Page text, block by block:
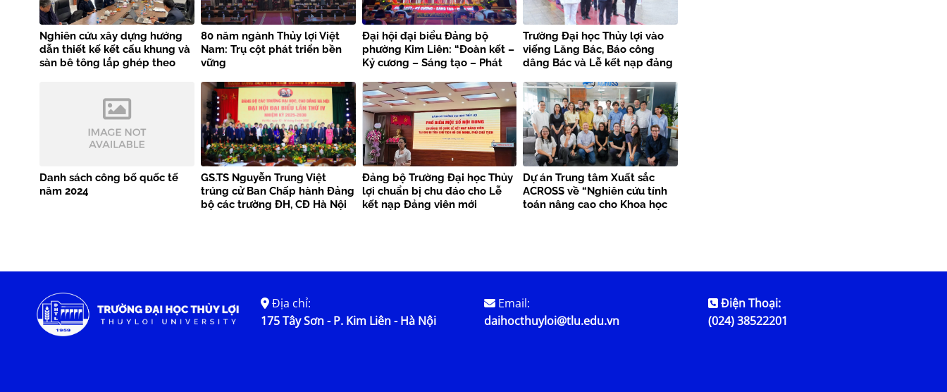
Nghiên cứu xây dựng hướng
dẫn thiết kế kết cấu khung và
sàn bê tông lắp ghép theo
80 năm ngành Thủy lợi Việt
Nam: Trụ cột phát triển bền
vững
Đại hội đại biểu Đảng bộ
phường Kim Liên: “Đoàn kết –
Kỷ cương – Sáng tạo – Phát
Trường Đại học Thủy lợi vào
viếng Lăng Bác, Báo công
dâng Bác và Lễ kết nạp đảng
kiện trọng đại
Danh sách công bố quốc tế
năm 2024
GS.TS Nguyễn Trung Việt
trúng cử Ban Chấp hành Đảng
bộ các trường ĐH, CĐ Hà Nội
Đảng bộ Trường Đại học Thủy
lợi chuẩn bị chu đáo cho Lễ
kết nạp Đảng viên mới
Dự án Trung tâm Xuất sắc
ACROSS về “Nghiên cứu tính
toán nâng cao cho Khoa học
Địa chỉ:
175 Tây Sơn - P. Kim Liên - Hà Nội
Email:
daihocthuyloi@tlu.edu.vn
Điện Thoại:
(024) 38522201